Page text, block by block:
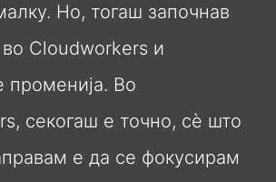
Но, тогаш започнав
Cloudworkers и
променија. Во
секогаш е точно, сè што
е да се фокусирам